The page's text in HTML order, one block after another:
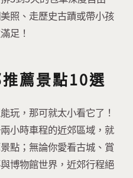
照、走歷史古蹟或帶小孩
足！
薦景點10選
玩，那可就太小看它了！
小時車程的近郊區域，就
點；無論你愛看古城、賞
博物館世界，近郊行程絕